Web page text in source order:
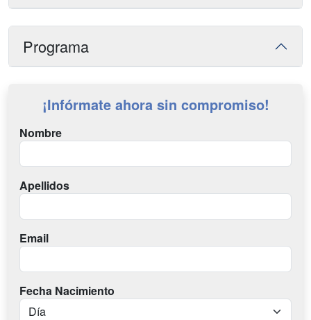
Programa
¡Infórmate ahora sin compromiso!
Nombre
Apellidos
Email
Fecha Nacimiento